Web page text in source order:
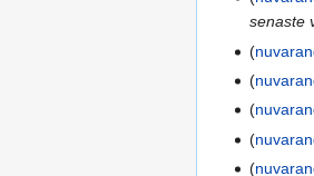
d
g
e
r
i
n
e
n
r
e
d
g
g
n
r
e
d
2025
n
e
n
r
e
d
senaste
11
november
2025
I
g
e
n
I
g
24
oktober
2025
I
I
13